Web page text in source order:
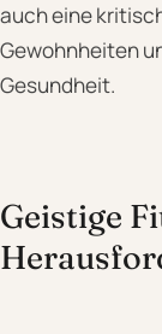
auch eine
Gewohnheiten
Gesundheit.
Geistige